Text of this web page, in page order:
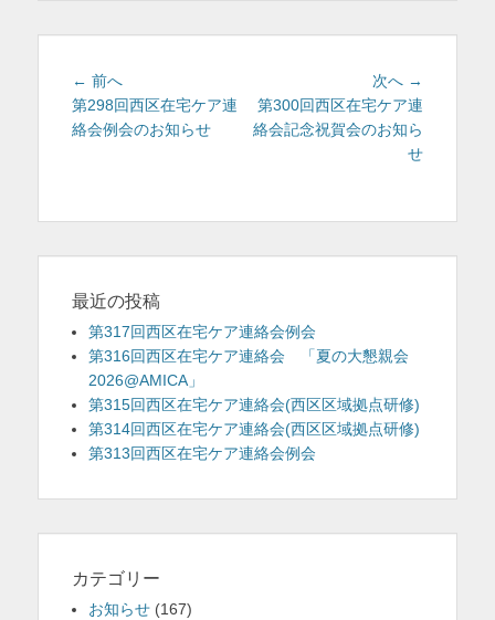
投
稿
ナ
ン
← 前へ
の
投
第298回西区在宅ケア連
絡会例会のお知らせ
次へ →
稿:
第300回西区在宅ケア連
絡会記念祝賀会のお知ら
せ
最近の投稿
第317回西区在宅ケア連絡会例会
第316回西区在宅ケア連絡会 「夏の大懇親会
2026@AMICA」
第315回西区在宅ケア連絡会(西区区域拠点研修)
第314回西区在宅ケア連絡会(西区区域拠点研修)
第313回西区在宅ケア連絡会例会
カテゴリー
お知らせ (167)